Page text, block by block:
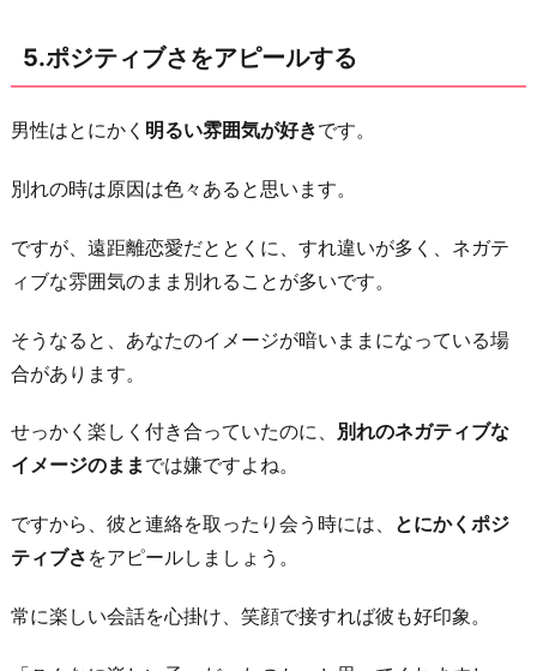
5.ポジティブさをアピールする
男性はとにかく 明るい雰囲気が好きです。
別れの時は原因は色々あると思います。
ですが、遠距離恋愛だととくに、すれ違いが多く、ネガテ
ィブな雰囲気のまま別れることが多いです。
そうなると、あなたのイメージが暗いままになっている場
合があります。
せっかく楽しく付き合っていたのに、 別れのネガティブな
イメージのままでは嫌ですよね。
ですから、彼と連絡を取ったり会う時には、 とにかくポジ
ティブさ をアピールしましょう。
常に楽しい会話を心掛け、笑顔で接すれば彼も好印象。